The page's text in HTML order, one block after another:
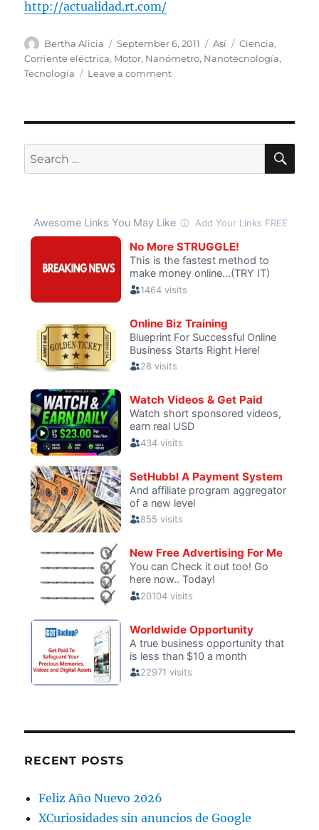
http://actualidad.rt.com/
Author
Bertha Alicia
Posted
on
September 6, 2011 Categories
Así Tags
Ciencia,
Corriente eléctrica, Motor, Nanómetro, Nanotecnología,
Tecnología
Leave a commenton
tamaño
una
Search
for:
RECENT POSTS
Feliz Año Nuevo 2026
XCuriosidades sin anuncios de Google